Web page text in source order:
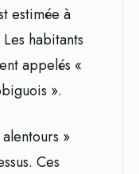
estimée à
habitants
appelés «
».
»
Ces